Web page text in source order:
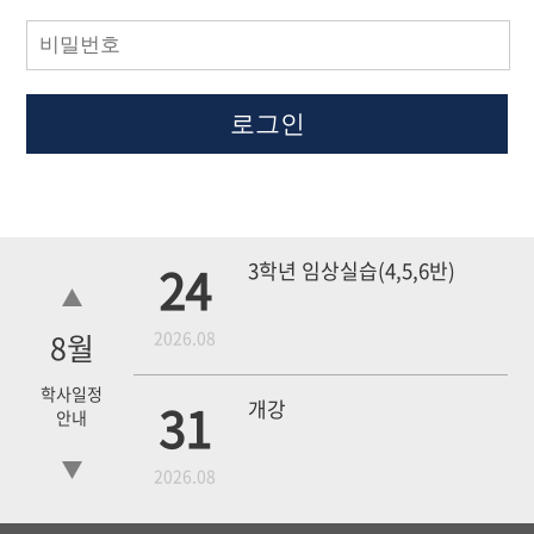
로그인
8월
학사일정
안내
24
2026.08
3학년 임상실습(4,5,6반)
31
2026.08
개강